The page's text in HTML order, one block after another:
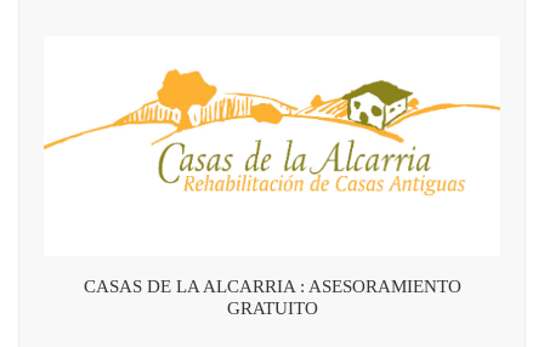
CASAS DE LA ALCARRIA : ASESORAMIENTO
GRATUITO